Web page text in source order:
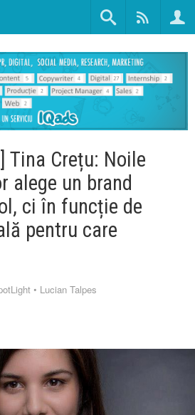
Tina Crețu: Noile
alege un brand
ci în funcție de
pentru care
• Lucian Talpes